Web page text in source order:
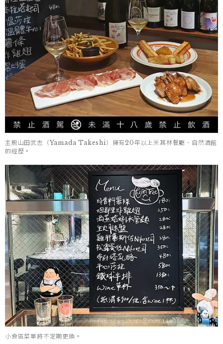
主廚山田武志（Yamada Takeshi）擁有20年以上米其林餐廳、自然酒館
的經歷。
小食區菜單將不定期更換。